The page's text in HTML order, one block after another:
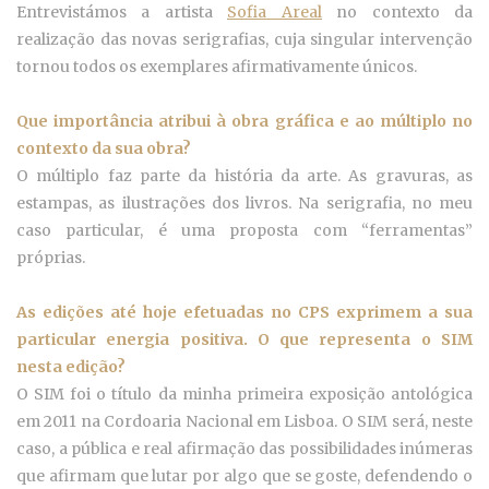
Entrevistámos a artista Sofia Arealno contexto da
realização das novas serigrafias, cuja singular intervenção
tornou todos os exemplares afirmativamente únicos.
Que importância atribui à obra gráfica e ao múltiplo no
contexto da sua obra?
O múltiplo faz parte da história da arte. As gravuras, as
estampas, as ilustrações dos livros. Na serigrafia, no meu
caso particular, é uma proposta com “ferramentas”
próprias.
As edições até hoje efetuadas no CPS exprimem a sua
particular energia positiva. O que representa o SIM
nesta edição?
O SIM foi o título da minha primeira exposição antológica
em 2011 na Cordoaria Nacional em Lisboa. O SIM será, neste
caso, a pública e real afirmação das possibilidades inúmeras
que afirmam que lutar por algo que se goste, defendendo o